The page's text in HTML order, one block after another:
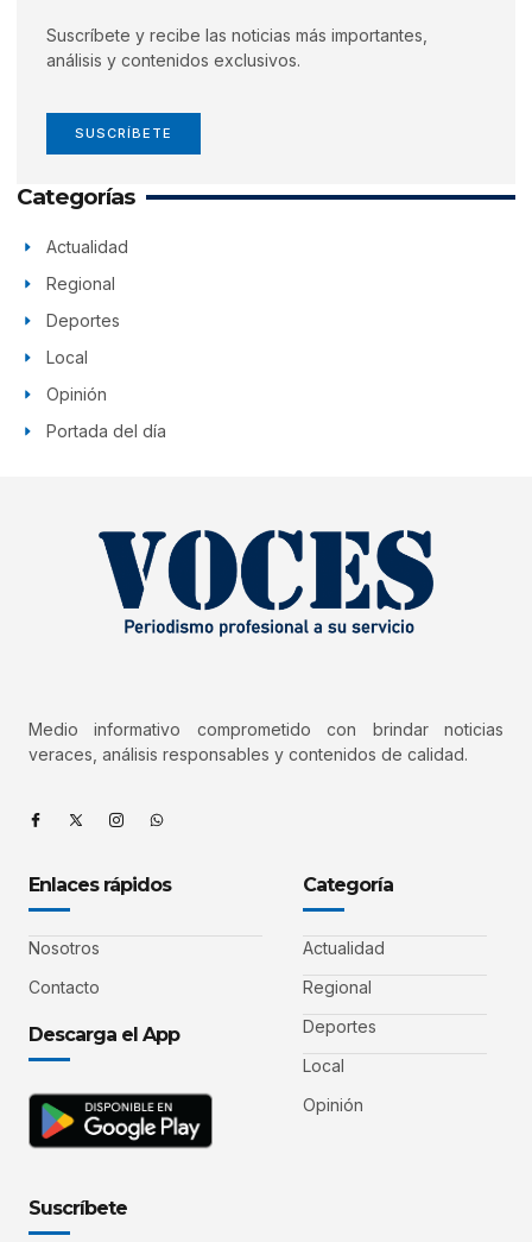
Suscríbete y recibe las noticias más importantes,
análisis y contenidos exclusivos.
SUSCRÍBETE
Categorías
Actualidad
Regional
Deportes
Local
Opinión
Portada del día
Medio informativo comprometido con brindar noticias
veraces, análisis responsables y contenidos de calidad.
Enlaces rápidos
Nosotros
Contacto
Descarga el App
Categoría
Actualidad
Regional
Deportes
Local
Opinión
Suscríbete